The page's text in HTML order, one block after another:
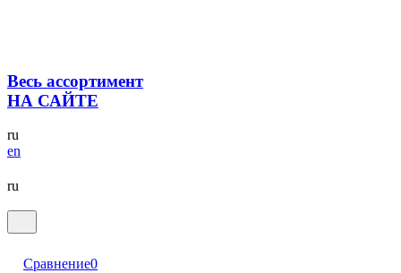
Весь ассортимент
НА САЙТЕ
ru
en
ru
Сравнение0